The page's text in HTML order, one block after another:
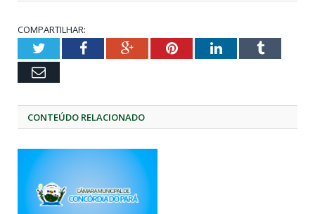
COMPARTILHAR:
TwitterFacebookGoogle+PinterestLinkedInTumblr
Email
CONTEÚDO RELACIONADO